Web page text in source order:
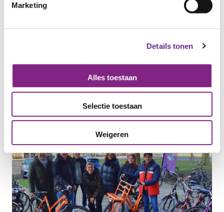
Marketing
Details tonen
Alles toestaan
Selectie toestaan
Weigeren
‘Onder Marcel Hielkema werd lelijk